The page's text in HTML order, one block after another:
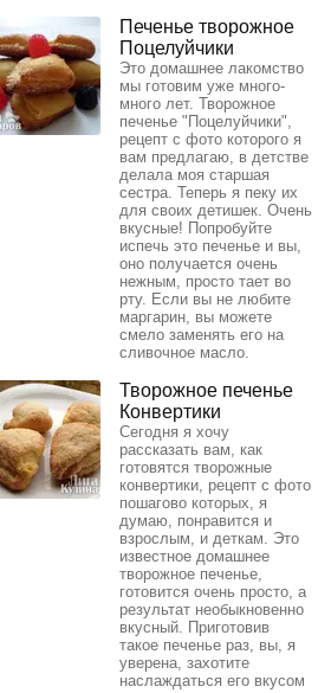
Печенье творожное
Поцелуйчики
Это домашнее лакомство
мы готовим уже много-
много лет. Творожное
печенье "Поцелуйчики",
рецепт с фото которого я
вам предлагаю, в детстве
делала моя старшая
сестра. Теперь я пеку их
для своих детишек. Очень
вкусные! Попробуйте
испечь это печенье и вы,
оно получается очень
нежным, просто тает во
рту. Если вы не любите
маргарин, вы можете
смело заменять его на
сливочное масло.
Творожное печенье
Конвертики
Сегодня я хочу
рассказать вам, как
готовятся творожные
конвертики, рецепт с фото
пошагово которых, я
думаю, понравится и
взрослым, и деткам. Это
известное домашнее
творожное печенье,
готовится очень просто, а
результат необыкновенно
вкусный. Приготовив
такое печенье раз, вы, я
уверена, захотите
наслаждаться его вкусом